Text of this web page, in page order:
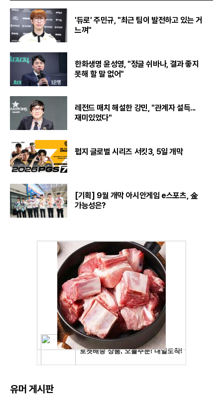
'듀로' 주민규, "최근 팀이 발전하고 있는 거
느껴"
한화생명 윤성영, "정글 쉬바나, 결과 좋지
못해 할 말 없어"
레전드 매치 해설한 강민, "관계자 설득...
재미있었다"
펍지 글로벌 시리즈 서킷3, 5일 개막
[기획] 9월 개막 아시안게임 e스포츠, 金
가능성은?
유머 게시판